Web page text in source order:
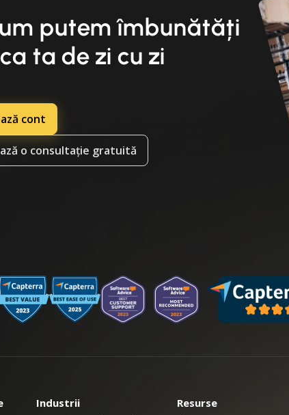
putem îmbunătăți
ta de zi cu zi
cont
o consultație gratuită
Industrii Resurse